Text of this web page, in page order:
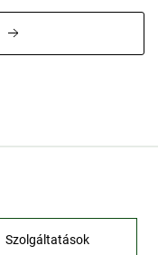
Szolgáltatások